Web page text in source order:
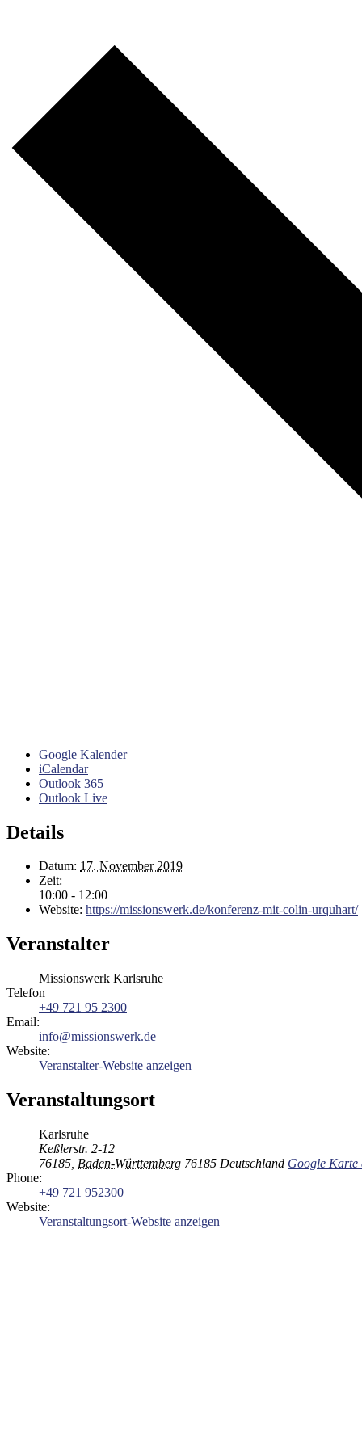
Google Kalender
iCalendar
Outlook 365
Outlook Live
Details
Datum: 17. November 2019
Zeit:
10:00 - 12:00
Website: https://missionswerk.de/konferenz-mit-colin-urquhart/
Veranstalter
Missionswerk Karlsruhe
Telefon
+49 721 95 2300
Email:
info@missionswerk.de
Website:
Veranstalter-Website anzeigen
Veranstaltungsort
Karlsruhe
Keßlerstr. 2-12
76185 Baden-Württemberg 76185 Deutschland Google Karte
Phone:
+49 721 952300
Website:
Veranstaltungsort-Website anzeigen